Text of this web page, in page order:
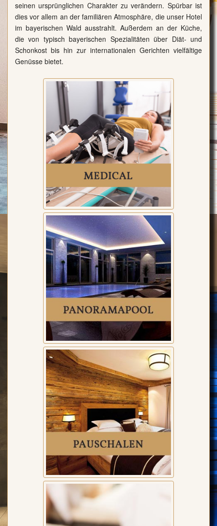
seinen ursprünglichen Charakter zu verändern. Spürbar ist
dies vor allem an der familiären Atmosphäre, die unser Hotel
im bayerischen Wald ausstrahlt. Außerdem an der Küche,
die von typisch bayerischen Spezialitäten über Diät- und
Schonkost bis hin zur internationalen Gerichten vielfältige
Genüsse bietet.